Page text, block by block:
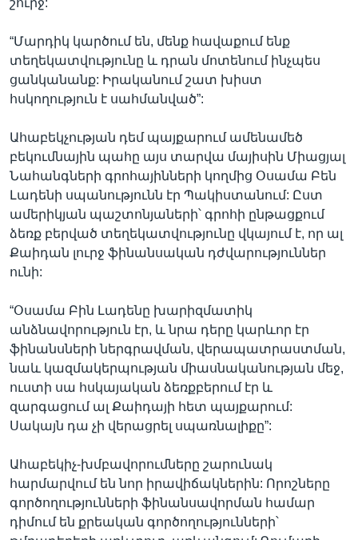
“Մարդիկ կարծում են, մենք հավաքում ենք
տեղեկատվությունը և դրան մոտենում ինչպես
ցանկանանք: Իրականում շատ խիստ
հսկողություն է սահմանված”:
Ահաբեկչության դեմ պայքարում ամենամեծ
բեկումնային պահը այս տարվա մայիսին Միացյալ
Նահանգների գրոհայինների կողմից Օսամա Բեն
Լադենի սպանությունն էր Պակիստանում: Ըստ
ամերիկյան պաշտոնյաների՝ գրոհի ընթացքում
ձեռք բերված տեղեկատվությունը վկայում է, որ ալ
Քաիդան լուրջ ֆինանսական դժվարություններ
ունի:
“Օսամա Բին Լադենը խարիզմատիկ
անձնավորություն էր, և նրա դերը կարևոր էր
ֆինանսների ներգրավման, վերապատրաստման,
նաև կազմակերպության միասնականության մեջ,
ուստի սա հսկայական ձեռքբերում էր և
զարգացում ալ Քաիդայի հետ պայքարում:
Սակայն դա չի վերացրել սպառնալիքը”:
Ահաբեկիչ-խմբավորումները շարունակ
հարմարվում են նոր իրավիճակներին: Որոշները
գործողությունների ֆինանսավորման համար
դիմում են քրեական գործողությունների՝